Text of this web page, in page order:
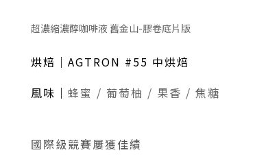
超濃縮濃醇咖啡液 舊金山-膠卷底片版
烘焙｜AGTRON #55 中烘焙
風味｜ 蜂蜜 / 葡萄柚 / 果香 / 焦糖
國際級競賽屢獲佳績